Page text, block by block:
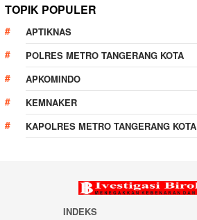
TOPIK POPULER
APTIKNAS
POLRES METRO TANGERANG KOTA
APKOMINDO
KEMNAKER
KAPOLRES METRO TANGERANG KOTA
INDEKS